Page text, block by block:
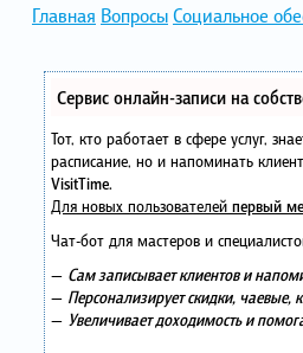
Главная ВопросыСоциальное
Сервис онлайн-записи на
Тот, кто работает в сфере услуг,
расписание, но и напоминать
VisitTime.
Для новых пользователей первый
Чат-бот для мастеров и
— Сам записывает клиентов и
— Персонализирует скидки, чаевые,
— Увеличивает доходимость и